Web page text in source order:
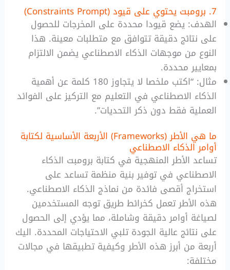
7. برومبت يحتوي على قيود (Constraints Prompt)
الهدف: يضع قيودا محددة على المخرجات للحصول
على نتائج دقيقة تتوافق مع متطلبات معينة. هذا
النوع من موجهات الذكاء الاصطناعي يضمن الالتزام
بمعايير محددة.
مثال: “اكتب ملخصا لا يتجاوز 180 كلمة عن أهمية
الذكاء الاصطناعي في التعليم مع التركيز على الفوائد
العملية فقط دون ذكر التحديات”.
ما هي الأطر (Frameworks) الأربعة الأساسية لكتابة
أوامر الذكاء الاصطناعي
تساعد الأطر المنهجية في كتابة برومبت الذكاء
الاصطناعي في توفير بنية منظمة تساعد على
استخراج أقصى فائدة من نماذج الذكاء الاصطناعي.
هذه الأطر تعمل كخرائط طريق توجه المستخدمين
لصياغة أوامر دقيقة وشاملة، مما يؤدي إلى الحصول
على نتائج عالية الجودة تلبي الاحتياجات المحددة. اليك
أربعة من أبرز هذه الأطر وكيفية تطبيقها في مجالات
مختلفة: